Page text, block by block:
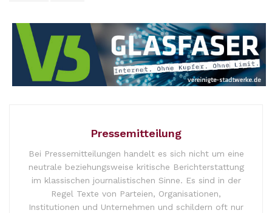
Pressemitteilung
Bei Pressemitteilungen handelt es sich nicht um eine
neutrale beziehungsweise kritische Berichterstattung
im klassischen journalistischen Sinne. Es sind in der
Regel Texte von Parteien, Organisationen,
Institutionen und Unternehmen und schildern oft nur